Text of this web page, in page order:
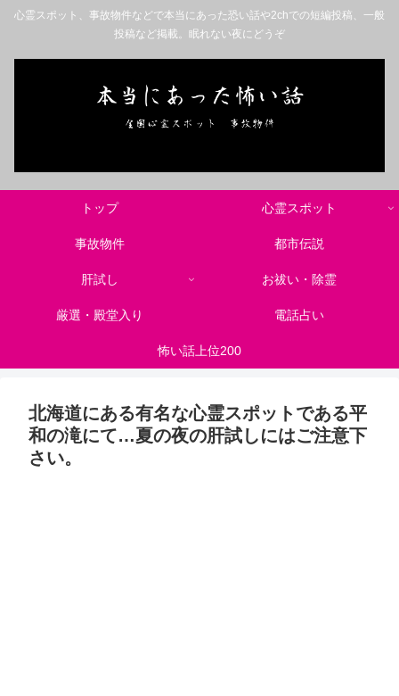
心霊スポット、事故物件などで本当にあった恐い話や2chでの短編投稿、一般
投稿など掲載。眠れない夜にどうぞ
トップ 心霊スポット
事故物件 都市伝説
肝試し お祓い・除霊
厳選・殿堂入り 電話占い
怖い話上位200
北海道にある有名な心霊スポットである平
和の滝にて…夏の夜の肝試しにはご注意下
さい。